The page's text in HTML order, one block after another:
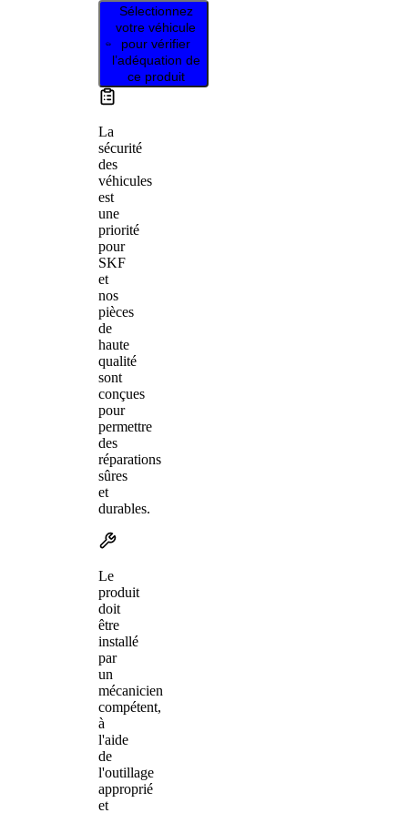
Sélectionnez
votre véhicule
pour vérifier
l’adéquation de
ce produit
La
sécurité
des
véhicules
est
une
priorité
pour
SKF
et
nos
pièces
de
haute
qualité
sont
conçues
pour
permettre
des
réparations
sûres
et
durables.
Le
produit
doit
être
installé
par
un
mécanicien
compétent,
à
l'aide
de
l'outillage
approprié
et